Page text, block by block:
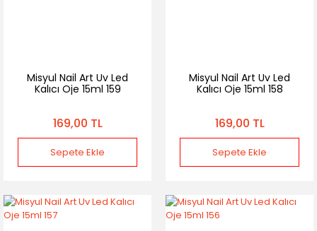
Misyul Nail Art Uv Led
Kalıcı Oje 15ml 159
169,00 TL
Sepete Ekle
Misyul Nail Art Uv Led
Kalıcı Oje 15ml 158
169,00 TL
Sepete Ekle